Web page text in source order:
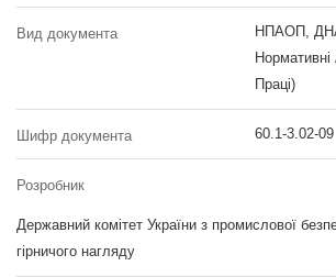
Вид документа
НПАОП,
Праці)
Шифр документа 60.1-3.02-09
Розробник
Державний комітет України з промислової
гірничого нагляду